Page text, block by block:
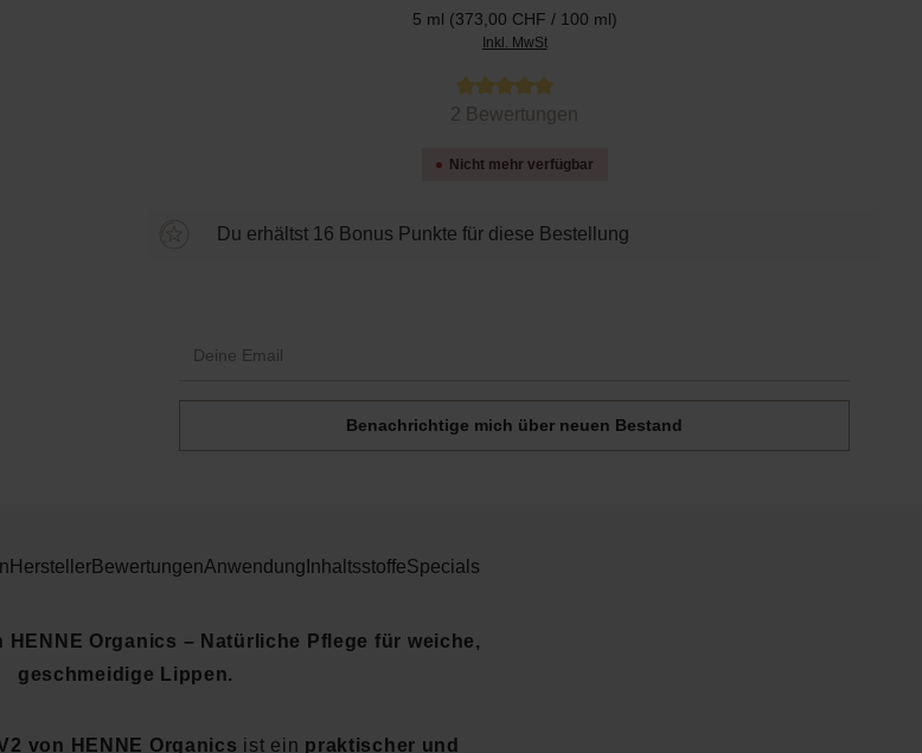
5 ml (373,00 CHF / 100 ml)
Inkl. MwSt
Durchschnittliche Bewertung von 5 von 5 Sternen
2 Bewertungen
Nicht mehr verfügbar
Du erhältst 16 Bonus Punkte für diese Bestellung
Benachrichtige mich über neuen Bestand
HerstellerBewertungenAnwendung InhaltsstoffeSpecials
HENNE Organics – Natürliche Pflege für weiche,
geschmeidige Lippen.
von HENNE Organics ist ein praktischer und